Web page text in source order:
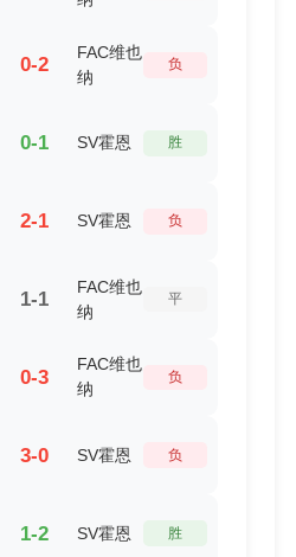
0-2
FAC维也
纳
负
0-1 SV霍恩 胜
2-1 SV霍恩 负
1-1
FAC维也
纳
平
0-3
FAC维也
纳
负
3-0 SV霍恩 负
1-2 SV霍恩 胜